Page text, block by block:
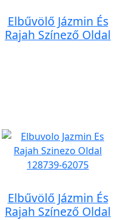
Elbűvölő Jázmin És
Rajah Színező Oldal
Elbűvölő Jázmin És
Rajah Színező Oldal